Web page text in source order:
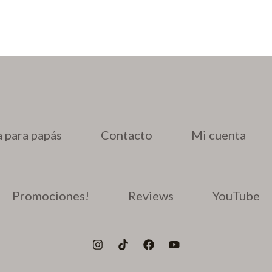
para papás Contacto Mi cuenta
Promociones! Reviews YouTube